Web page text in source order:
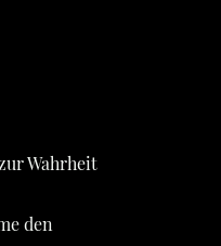
Wahrheit
den